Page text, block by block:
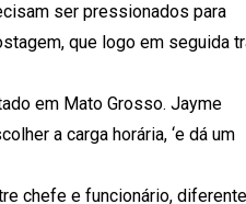
ser pressionados para
que logo em seguida
em Mato Grosso. Jayme
a carga horária, ‘e dá um
chefe e funcionário,